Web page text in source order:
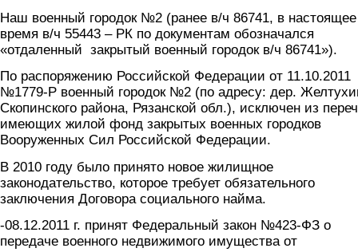
Наш военный городок №2 (ранее в/ч 86741, в настоящее
время в/ч 55443 – РК по документам обозначался
«отдаленный закрытый военный городок в/ч 86741»).
По распоряжению Российской Федерации от 11.10.2011
№1779-Р военный городок №2 (по адресу: дер.
Скопинского района, Рязанской обл.), исключен из
имеющих жилой фонд закрытых военных городков
Вооруженных Сил Российской Федерации.
В 2010 году было принято новое жилищное
законодательство, которое требует обязательного
заключения Договора социального найма.
-08.12.2011 г. принят Федеральный закон №423-ФЗ о
передаче военного недвижимого имущества от